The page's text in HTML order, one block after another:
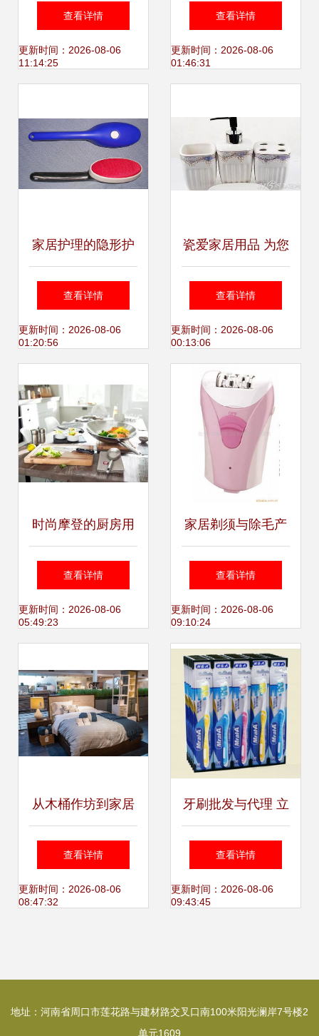
呵护每一个家，全
球家居健康护理的
查看详情
更新时间：2026-08-06
11:14:25
护理用品OEM代工
厂全攻略 选择、合
查看详情
更新时间：2026-08-06
01:46:31
家居护理的隐形护
盾 面料衣刷与静电
刷的日常奇用
查看详情
更新时间：2026-08-06
01:20:56
瓷爱家居用品 为您
的家，带去一份深
情关爱
查看详情
更新时间：2026-08-06
00:13:06
时尚摩登的厨房用
具，就在佛罗伦萨
小镇 点亮家居护理
查看详情
更新时间：2026-08-06
05:49:23
家居剃须与除毛产
品指南 高效护理必
备列表
查看详情
更新时间：2026-08-06
09:10:24
从木桶作坊到家居
帝国 Crate &
Barrel为何能俘获
查看详情
更新时间：2026-08-06
08:47:32
牙刷批发与代理 立
足市场机遇，深拓
2002型号优享政策
查看详情
更新时间：2026-08-06
09:43:45
地址：河南省周口市莲花路与建材路交叉口南100米阳光澜岸7号楼2
单元1609